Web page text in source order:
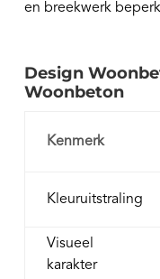
en breekwerk
Design
Woonbeton
Kenmerk
Kleuruitstraling
Visueel
karakter